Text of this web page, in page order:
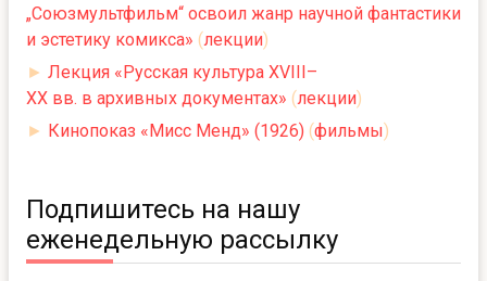
„Союзмультфильм“ освоил жанр научной фантастики
и эстетику комикса» (лекции)
► Лекция «Русская культура XVIII–
XX вв. в архивных документах» (лекции)
► Кинопоказ «Мисс Менд» (1926) (фильмы)
Подпишитесь на нашу
еженедельную рассылку